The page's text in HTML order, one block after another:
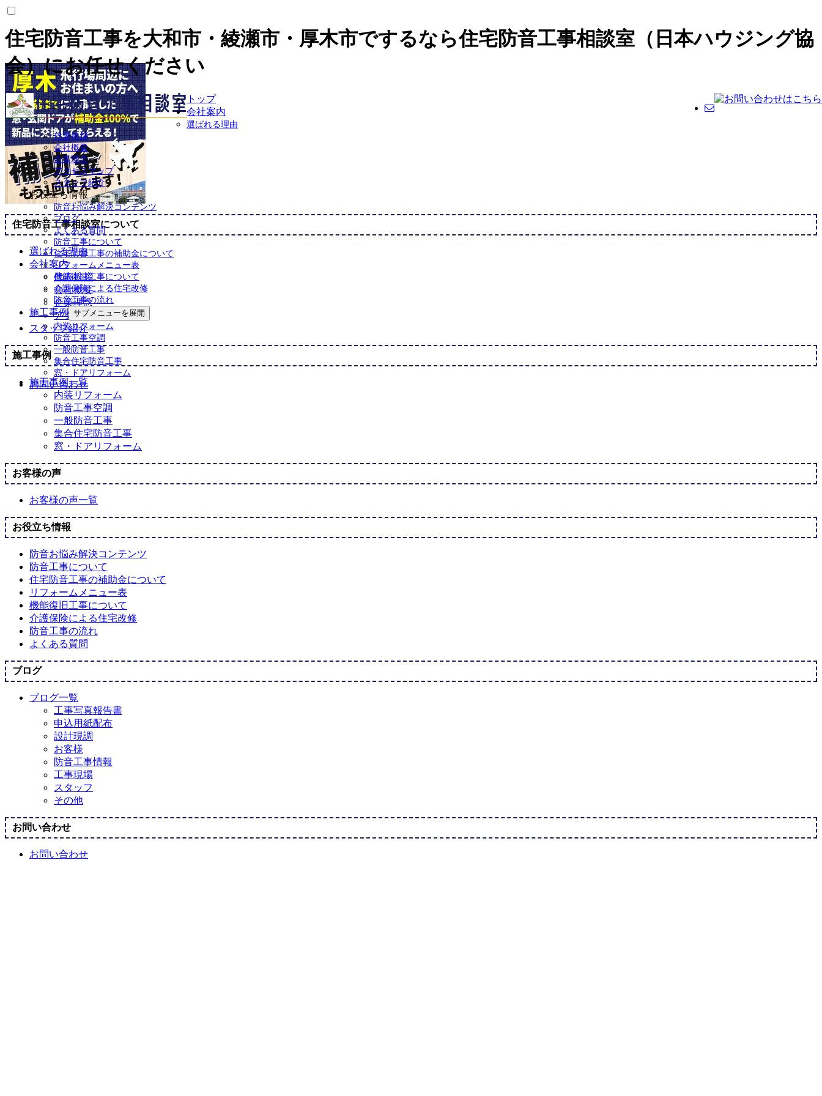
住宅防音工事を大和市・綾瀬市・厚木市でするなら住宅防音工事相談室（日本ハウジング協
会）にお任せください
トップ
会社案内
選ばれる理由
代表挨拶
会社概要
企業理念
アクセスマップ
スタッフ紹介
お役立ち情報
防音お悩み解決コンテンツ
ブログ
よくある質問
防音工事について
住宅防音工事の補助金について
リフォームメニュー表
機能復旧工事について
介護保険による住宅改修
防音工事の流れ
施工事例 サブメニューを展開
内装リフォーム
防音工事空調
一般防音工事
集合住宅防音工事
窓・ドアリフォーム
お問い合わせ
住宅防音工事相談室について
選ばれる理由
会社案内
代表挨拶
会社概要
企業理念
アクセスマップ
スタッフ紹介
施工事例
施工事例一覧
内装リフォーム
防音工事空調
一般防音工事
集合住宅防音工事
窓・ドアリフォーム
お客様の声
お客様の声一覧
お役立ち情報
防音お悩み解決コンテンツ
防音工事について
住宅防音工事の補助金について
リフォームメニュー表
機能復旧工事について
介護保険による住宅改修
防音工事の流れ
よくある質問
ブログ
ブログ一覧
工事写真報告書
申込用紙配布
設計現調
お客様
防音工事情報
工事現場
スタッフ
その他
お問い合わせ
お問い合わせ